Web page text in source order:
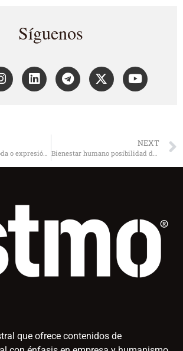
Síguenos
NEXT
que ofrece contenidos de